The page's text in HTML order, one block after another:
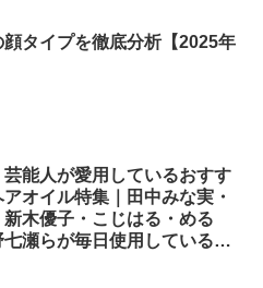
顔タイプを徹底分析【2025年
芸能人が愛用しているおすす
オイル特集｜田中みな実・
新木優子・こじはる・める
七瀬らが毎日使用しているヘ